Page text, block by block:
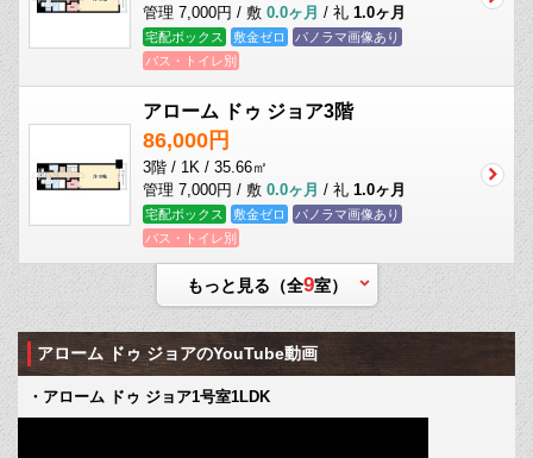
管理 7,000円 / 敷 0.0ヶ月 / 礼 1.0ヶ月
宅配ボックス 敷金ゼロ
パノラマ画像あり
バス・トイレ別
アローム ドゥ ジョア3階
86,000円
3階 / 1K / 35.66㎡
管理 7,000円 / 敷 0.0ヶ月 / 礼 1.0ヶ月
宅配ボックス 敷金ゼロ
パノラマ画像あり
バス・トイレ別
もっと見る（全9室）
アローム ドゥ ジョアのYouTube動画
・アローム ドゥ ジョア1号室1LDK